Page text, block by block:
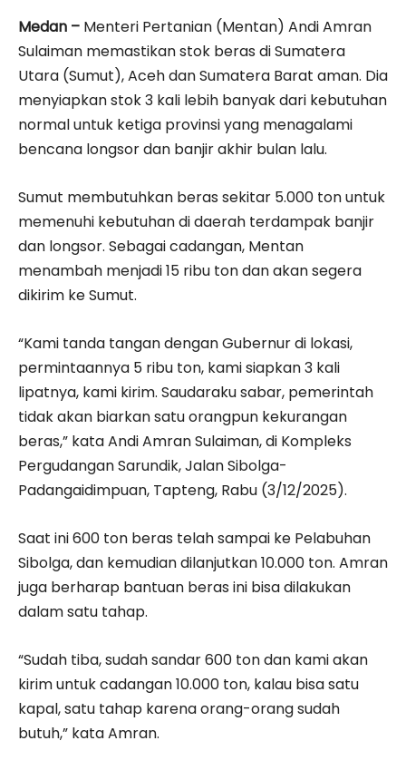
Medan – Menteri Pertanian (Mentan) Andi Amran
Sulaiman memastikan stok beras di Sumatera
Utara (Sumut), Aceh dan Sumatera Barat aman. Dia
menyiapkan stok 3 kali lebih banyak dari kebutuhan
normal untuk ketiga provinsi yang menagalami
bencana longsor dan banjir akhir bulan lalu.
Sumut membutuhkan beras sekitar 5.000 ton untuk
memenuhi kebutuhan di daerah terdampak banjir
dan longsor. Sebagai cadangan, Mentan
menambah menjadi 15 ribu ton dan akan segera
dikirim ke Sumut.
“Kami tanda tangan dengan Gubernur di lokasi,
permintaannya 5 ribu ton, kami siapkan 3 kali
lipatnya, kami kirim. Saudaraku sabar, pemerintah
tidak akan biarkan satu orangpun kekurangan
beras,” kata Andi Amran Sulaiman, di Kompleks
Pergudangan Sarundik, Jalan Sibolga-
Padangaidimpuan, Tapteng, Rabu (3/12/2025).
Saat ini 600 ton beras telah sampai ke Pelabuhan
Sibolga, dan kemudian dilanjutkan 10.000 ton. Amran
juga berharap bantuan beras ini bisa dilakukan
dalam satu tahap.
“Sudah tiba, sudah sandar 600 ton dan kami akan
kirim untuk cadangan 10.000 ton, kalau bisa satu
kapal, satu tahap karena orang-orang sudah
butuh,” kata Amran.